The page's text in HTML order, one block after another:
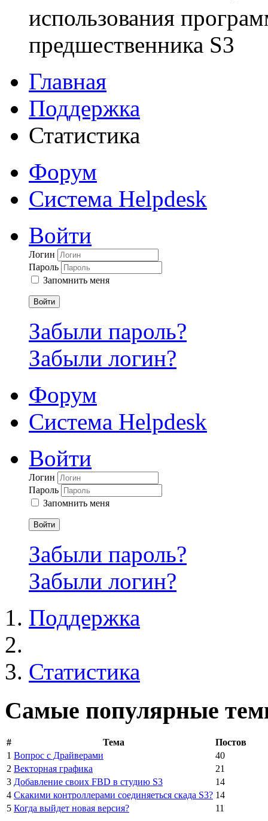
использования
предшественника S3
Главная
Поддержка
Статистика
Форум
Система Helpdesk
Войти
Логин
Пароль
Запомнить меня
Войти
Забыли пароль?
Забыли логин?
Форум
Система Helpdesk
Войти
Логин
Пароль
Запомнить меня
Войти
Забыли пароль?
Забыли логин?
Поддержка
Статистика
Самые популярные
# Тема
Постов
1 Вопрос с Драйверами
40
2 Векторная графика
21
3 Добавление своих FBD в студию S3
14
4 Скакими контроллерами соединяеться скада S3? 14
5 Когда выйдет новая версия? 11